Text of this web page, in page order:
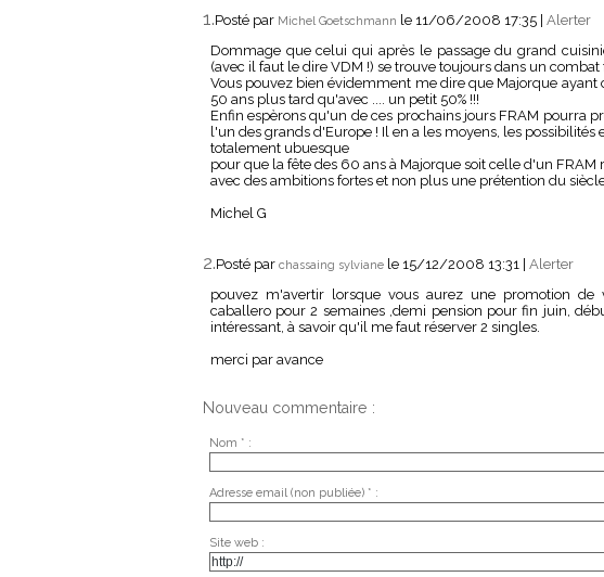
1.Posté par Michel Goetschmann le 11/06/2008 17:35 Alerter
Dommage que celui qui après le passage du grand
(avec il faut le dire VDM !) se trouve toujours dans un
Vous pouvez bien évidemment me dire que Majorque
50 ans plus tard qu'avec .... un petit 50% !!!
Enfin espèrons qu'un de ces prochains jours FRAM pourra
l'un des grands d'Europe ! Il en a les moyens, les
totalement ubuesque
pour que la fête des 60 ans à Majorque soit celle d'un FRAM
avec des ambitions fortes et non plus une prétention du
Michel G
2.Posté par chassaing sylviane le 15/12/2008 13:31 Alerter
pouvez m'avertir lorsque vous aurez une promotion de
caballero pour 2 semaines ,demi pension pour fin juin,
intéressant, à savoir qu'il me faut réserver 2 singles.
merci par avance
Nouveau commentaire :
Nom * :
Adresse email (non publiée) * :
Site web :